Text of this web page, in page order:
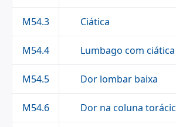
M54.3 Ciática
M54.4 Lumbago com ciática
M54.5 Dor lombar baixa
M54.6 Dor na coluna